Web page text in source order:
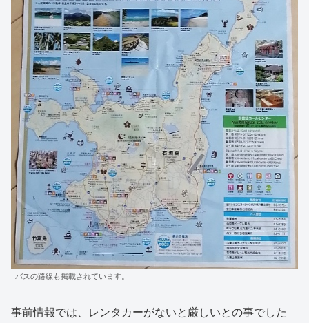
バスの路線も掲載されています。
事前情報では、レンタカーがないと厳しいとの事でした